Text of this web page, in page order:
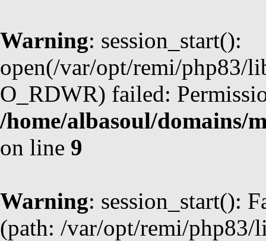
Warning: session_start():
open(/var/opt/remi/php83/
O_RDWR) failed:
/home/albasoul/domains/
on line 9
Warning: session_start():
(path: /var/opt/remi/php83/